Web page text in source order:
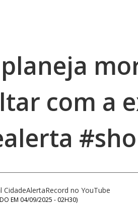
com a
CidadeAlertaRecord no YouTube
EM 04/09/2025 - 02H30)